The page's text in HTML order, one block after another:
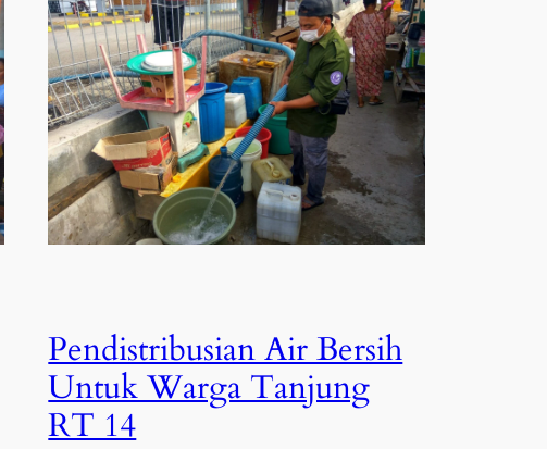
Pendistribusian Air Bersih
Untuk Warga Tanjung
RT 14